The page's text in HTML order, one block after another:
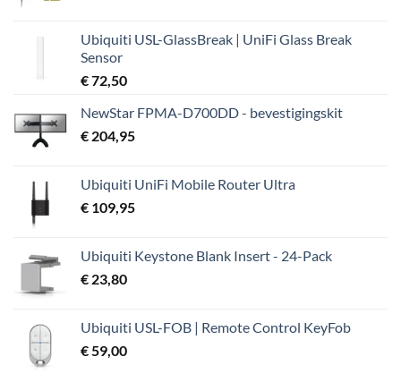
Ubiquiti USL-GlassBreak | UniFi Glass Break
Sensor
€72,50
NewStar FPMA-D700DD - bevestigingskit
€ 204,95
Ubiquiti UniFi Mobile Router Ultra
€ 109,95
Ubiquiti Keystone Blank Insert - 24-Pack
€ 23,80
Ubiquiti USL-FOB | Remote Control KeyFob
€ 59,00